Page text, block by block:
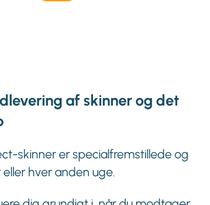
af skinner og det
skinner er specialfremstillede og
hver anden uge.